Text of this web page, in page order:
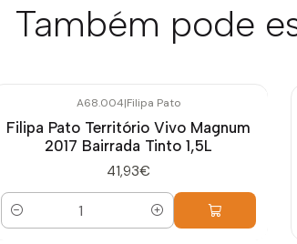
Também pode
A68.004|Filipa Pato
Filipa Pato Território Vivo Magnum
2017 Bairrada Tinto 1,5L
41,93€
Quantidade